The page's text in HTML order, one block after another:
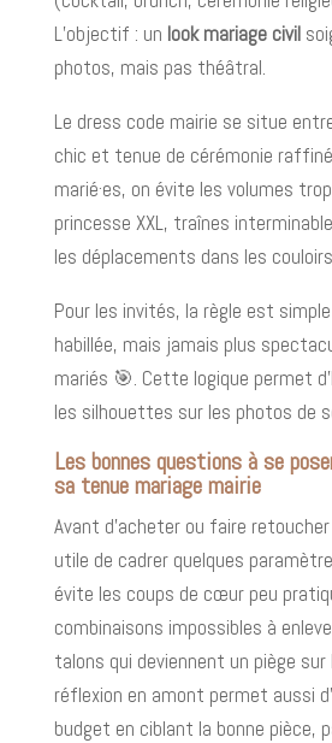
L’objectif : un look mariage civil
photos, mais pas théâtral.
Le dress code mairie se situe
chic et tenue de cérémonie
marié·es, on évite les volumes
princesse XXL, traînes
les déplacements dans les
Pour les invités, la règle est
habillée, mais jamais plus
mariés 🎯. Cette logique permet
les silhouettes sur les photos de
Les bonnes questions à se
sa tenue mariage mairie
Avant d’acheter ou faire
utile de cadrer quelques
évite les coups de cœur peu
combinaisons impossibles à
talons qui deviennent un piège sur
réflexion en amont permet aussi
budget en ciblant la bonne pièce,